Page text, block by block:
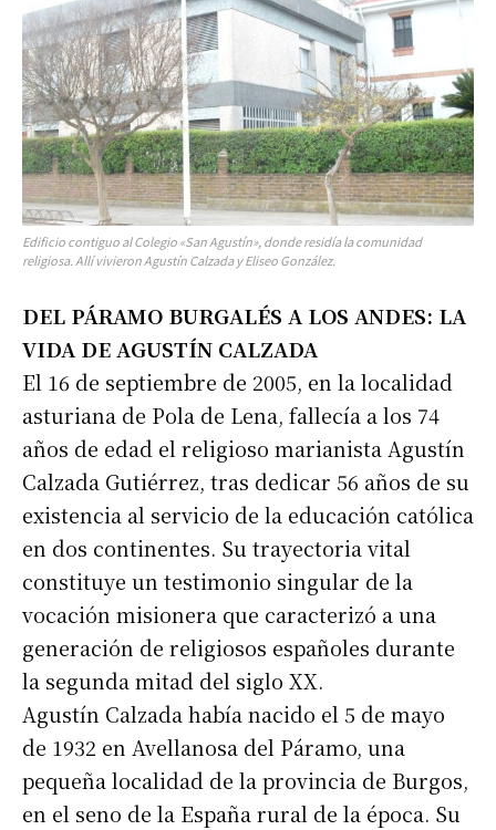
Edificio contiguo al Colegio «San Agustín», donde residía la comunidad
religiosa. Allí vivieron Agustín Calzada y Eliseo González.
DEL PÁRAMO BURGALÉS A LOS ANDES: LA
VIDA DE AGUSTÍN CALZADA
El 16 de septiembre de 2005, en la localidad
asturiana de Pola de Lena, fallecía a los 74
años de edad el religioso marianista Agustín
Calzada Gutiérrez, tras dedicar 56 años de su
existencia al servicio de la educación católica
en dos continentes. Su trayectoria vital
constituye un testimonio singular de la
vocación misionera que caracterizó a una
generación de religiosos españoles durante
la segunda mitad del siglo XX.
Agustín Calzada había nacido el 5 de mayo
de 1932 en Avellanosa del Páramo, una
pequeña localidad de la provincia de Burgos,
en el seno de la España rural de la época. Su